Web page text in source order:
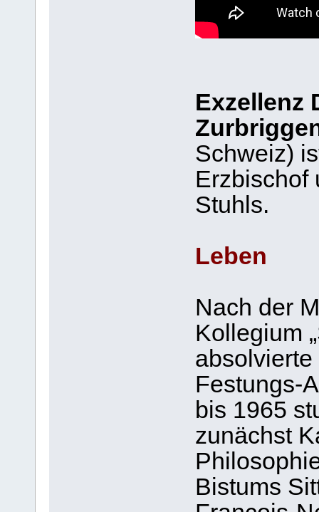
Exzellenz
Schweiz)
Erzbischof
Stuhls.
Leben
Nach der
Kollegium
Festungs-
bis 1965
zunächst
Bistums